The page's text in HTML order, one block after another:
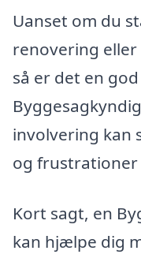
Uanset om du
renovering
så er det en
involvering kan
og frustrationer
Kort sagt, en
kan hjælpe dig